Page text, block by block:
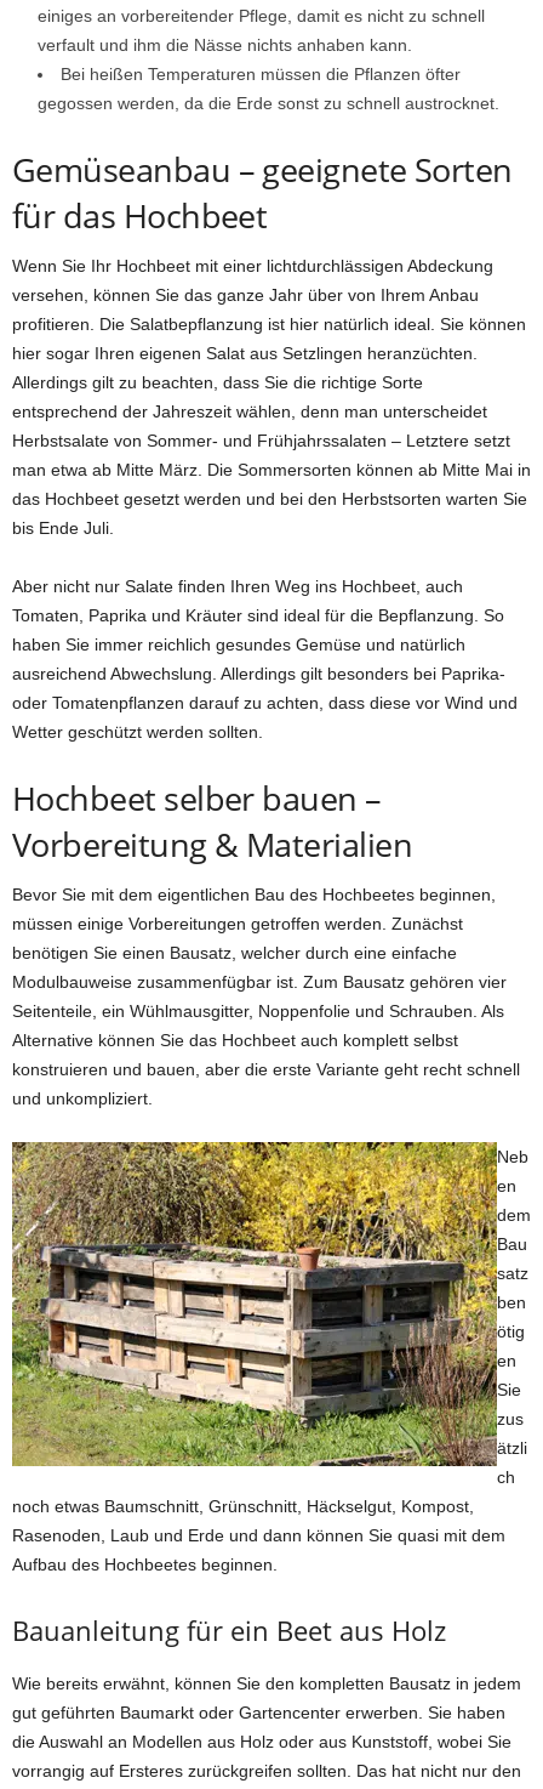
einiges an vorbereitender Pflege, damit es nicht zu schnell
verfault und ihm die Nässe nichts anhaben kann.
Bei heißen Temperaturen müssen die Pflanzen öfter
gegossen werden, da die Erde sonst zu schnell austrocknet.
Gemüseanbau – geeignete Sorten
für das Hochbeet
Wenn Sie Ihr Hochbeet mit einer lichtdurchlässigen Abdeckung
versehen, können Sie das ganze Jahr über von Ihrem Anbau
profitieren. Die Salatbepflanzung ist hier natürlich ideal. Sie können
hier sogar Ihren eigenen Salat aus Setzlingen heranzüchten.
Allerdings gilt zu beachten, dass Sie die richtige Sorte
entsprechend der Jahreszeit wählen, denn man unterscheidet
Herbstsalate von Sommer- und Frühjahrssalaten – Letztere setzt
man etwa ab Mitte März. Die Sommersorten können ab Mitte Mai in
das Hochbeet gesetzt werden und bei den Herbstsorten warten Sie
bis Ende Juli.
Aber nicht nur Salate finden Ihren Weg ins Hochbeet, auch
Tomaten, Paprika und Kräuter sind ideal für die Bepflanzung. So
haben Sie immer reichlich gesundes Gemüse und natürlich
ausreichend Abwechslung. Allerdings gilt besonders bei Paprika-
oder Tomatenpflanzen darauf zu achten, dass diese vor Wind und
Wetter geschützt werden sollten.
Hochbeet selber bauen –
Vorbereitung & Materialien
Bevor Sie mit dem eigentlichen Bau des Hochbeetes beginnen,
müssen einige Vorbereitungen getroffen werden. Zunächst
benötigen Sie einen Bausatz, welcher durch eine einfache
Modulbauweise zusammenfügbar ist. Zum Bausatz gehören vier
Seitenteile, ein Wühlmausgitter, Noppenfolie und Schrauben. Als
Alternative können Sie das Hochbeet auch komplett selbst
konstruieren und bauen, aber die erste Variante geht recht schnell
und unkompliziert.
Neb
en
dem
Bau
satz
ben
ötig
en
Sie
zus
ätzli
ch
noch etwas Baumschnitt, Grünschnitt, Häckselgut, Kompost,
Rasenoden, Laub und Erde und dann können Sie quasi mit dem
Aufbau des Hochbeetes beginnen.
Bauanleitung für ein Beet aus Holz
Wie bereits erwähnt, können Sie den kompletten Bausatz in jedem
gut geführten Baumarkt oder Gartencenter erwerben. Sie haben
die Auswahl an Modellen aus Holz oder aus Kunststoff, wobei Sie
vorrangig auf Ersteres zurückgreifen sollten. Das hat nicht nur den